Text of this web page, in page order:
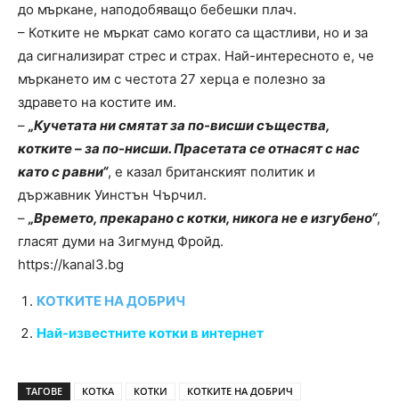
до мъркане, наподобяващо бебешки плач.
– Котките не мъркат само когато са щастливи, но и за
да сигнализират стрес и страх. Най-интересното е, че
мъркането им с честота 27 херца е полезно за
здравето на костите им.
– „Кучетата ни смятат за по-висши същества,
котките – за по-нисши. Прасетата се отнасят с нас
като с равни“, е казал британският политик и
държавник Уинстън Чърчил.
– „Времето, прекарано с котки, никога не е изгубено“,
гласят думи на Зигмунд Фройд.
https://kanal3.bg
КОТКИТЕ НА ДОБРИЧ
Най-известните котки в интернет
ТАГОВЕ КОТКА КОТКИ КОТКИТЕ НА ДОБРИЧ